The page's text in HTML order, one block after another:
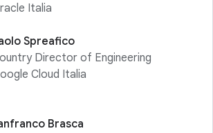
Italia
Spreafico
Director of Engineering
Cloud Italia
Brasca